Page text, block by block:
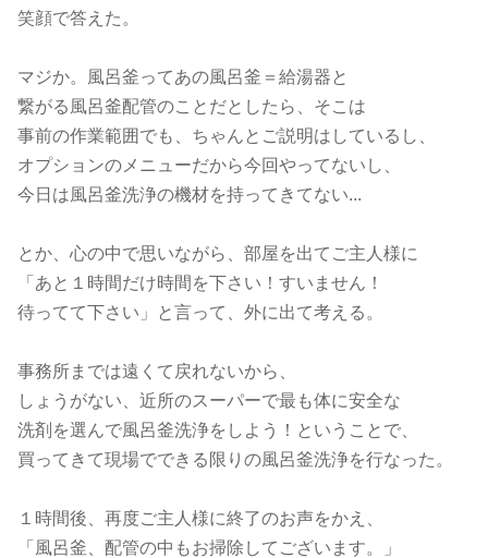
笑顔で答えた。
マジか。風呂釜ってあの風呂釜＝給湯器と
繋がる風呂釜配管のことだとしたら、そこは
事前の作業範囲でも、ちゃんとご説明はしているし、
オプションのメニューだから今回やってないし、
今日は風呂釜洗浄の機材を持ってきてない...
とか、心の中で思いながら、部屋を出てご主人様に
「あと１時間だけ時間を下さい！すいません！
待ってて下さい」と言って、外に出て考える。
事務所までは遠くて戻れないから、
しょうがない、近所のスーパーで最も体に安全な
洗剤を選んで風呂釜洗浄をしよう！ということで、
買ってきて現場でできる限りの風呂釜洗浄を行なった。
１時間後、再度ご主人様に終了のお声をかえ、
「風呂釜、配管の中もお掃除してございます。」